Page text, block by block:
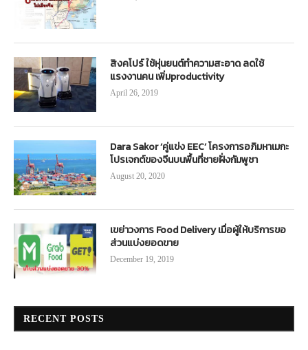
สิงคโปร์ ใช้หุ่นยนต์ทำความสะอาด ลดใช้
แรงงานคน เพิ่มproductivity
April 26, 2019
Dara Sakor ‘คู่แข่ง EEC’ โครงการอภิมหาเมกะ
โปรเจกต์ของจีนบนพื้นที่ชายฝั่งกัมพูชา
August 20, 2020
เขย่าวงการ Food Delivery เมื่อผู้ให้บริการขอ
ส่วนแบ่งยอดขาย
December 19, 2019
RECENT POSTS